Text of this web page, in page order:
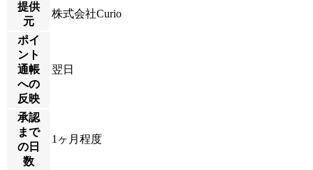
提供
元
株式会社Curio
ポイ
ント
通帳
への
反映
翌日
承認
まで
の日
数
1ヶ月程度